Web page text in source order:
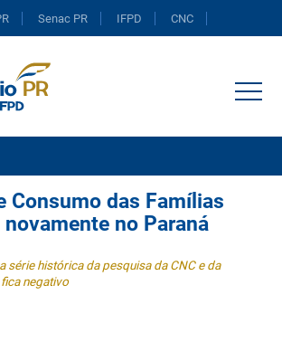
Senac PR IFPD CNC
Consumo das Famílias
novamente no Paraná
série histórica da pesquisa da CNC e da
negativo